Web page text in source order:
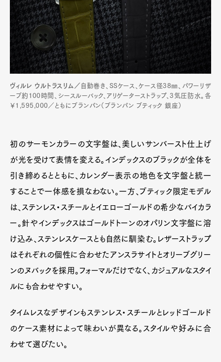
ヴィルレ ウルトラスリム／ 自動巻き、SSケース、ケース径38㎜、パワーリザ
ーブ約100時間、シースルーバック、アリゲーターストラップ、3気圧防水。各
￥1,595,000／ともにブランパン（ブランパン ブティック 銀座）
初のサーモンカラーの文字盤は、美しいサンバースト仕上げ
が光を受けて表情を変える。インデックスのブラックが全体を
引き締めるとともに、カレンダー表示の地色を文字盤と統一
することで一体感を損なわない。一方、ブティック限定モデル
は、ステンレス・スチールとイエローゴールドの希少なバイカラ
ー。針やインデックスはゴールドトーンのオパリン文字盤に溶
け込み、ステンレスケースとも自然に馴染む。レザーストラップ
はそれぞれの個性に合わせたアンスラサイトとオリーブグリー
ンのヌバックを採用。フォーマルだけでなく、カジュアルなスタイ
ルにも合わせやすい。
タイムレスなデザインもステンレス・スチールとレッドゴールド
のケース素材によって味わいが異なる。スタイルや好みに合
わせて選びたい。